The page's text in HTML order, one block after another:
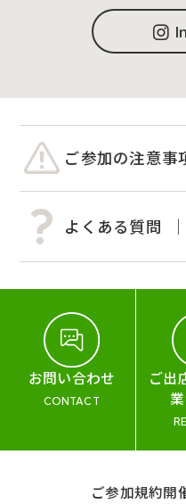
ご参加の注意事
よくある質問
お問い合わせ
CONTACT
ご出
ご参加規約開